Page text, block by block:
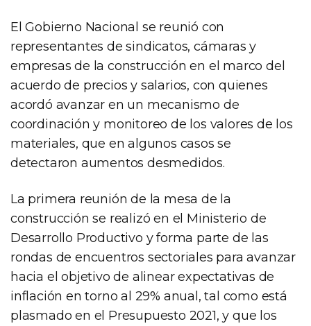
El Gobierno Nacional se reunió con
representantes de sindicatos, cámaras y
empresas de la construcción en el marco del
acuerdo de precios y salarios, con quienes
acordó avanzar en un mecanismo de
coordinación y monitoreo de los valores de los
materiales, que en algunos casos se
detectaron aumentos desmedidos.
La primera reunión de la mesa de la
construcción se realizó en el Ministerio de
Desarrollo Productivo y forma parte de las
rondas de encuentros sectoriales para avanzar
hacia el objetivo de alinear expectativas de
inflación en torno al 29% anual, tal como está
plasmado en el Presupuesto 2021, y que los